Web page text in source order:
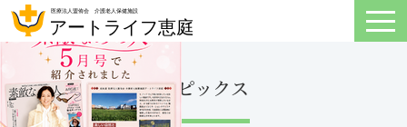
トピックス